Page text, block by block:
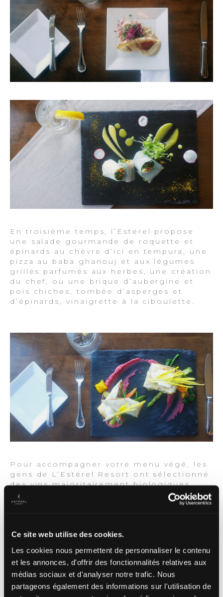
Ce site web utilise des cookies.
Les cookies nous permettent de personnaliser le contenu
et les annonces, d'offrir des fonctionnalités relatives aux
médias sociaux et d'analyser notre trafic. Nous
partageons également des informations sur l'utilisation de
En troisième temps, l’Estérel propose
une salade gourmande de roquette et
épinards au chèvre d’ici en tempura, une
pizza au baba ghanouj et aux légumes
grillés parfumés aux herbes, une création
du chef, ou une brique d’aubergine et
pois chiches, tombée d’asperges et
d’épinards, vinaigrette à la ciboulette.
Pour accompagner votre menu végé, les
gens de L’Estérel Resort ont sélectionné
des vins majoritairement biologiques,
biodynamiques ou nature. On retrouve
deux mousseux, quatre vins blancs et six
disposition unforfait « Escapade
gourmande végé »pour profiter de
l’expérience au maximum. Ce forfait
comprend un repas du soir trois services
végétariens et une nuitée en suite